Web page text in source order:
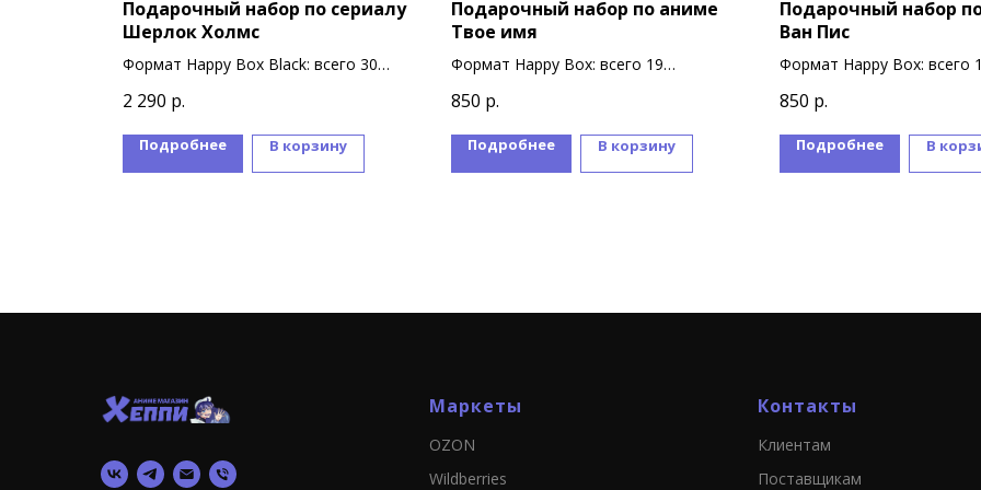
Подарочный набор по сериалу
Шерлок Холмс
Формат Happy Box Black: всего 30
2 290 р.
Подробнее В корзину
Подарочный набор по аниме
Твое имя
Формат Happy Box: всего 19
850 р.
Подробнее В корзину
Подарочный набор
Ван Пис
Формат Happy Box: всего
850 р.
Подробнее В
Маркеты
OZON
Wildberries
Контакты
Клиентам
Поставщикам